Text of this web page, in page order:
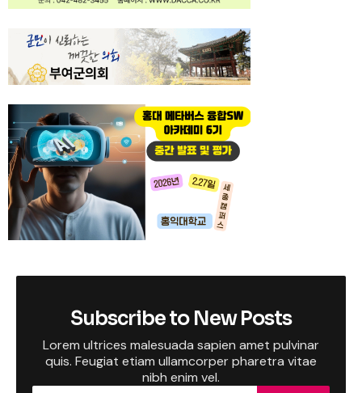
Subscribe to New Posts
Lorem ultrices malesuada sapien amet pulvinar
quis. Feugiat etiam ullamcorper pharetra vitae
nibh enim vel.